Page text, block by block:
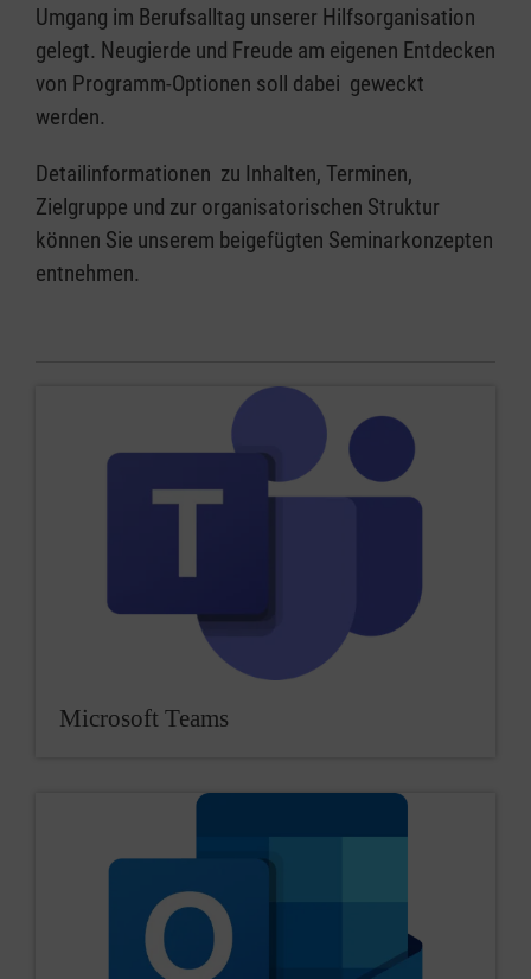
Umgang im Berufsalltag unserer Hilfsorganisation
gelegt. Neugierde und Freude am eigenen Entdecken
von Programm-Optionen soll dabei geweckt
werden.
Detailinformationen zu Inhalten, Terminen,
Zielgruppe und zur organisatorischen Struktur
können Sie unserem beigefügten Seminarkonzepten
entnehmen.
Microsoft Teams